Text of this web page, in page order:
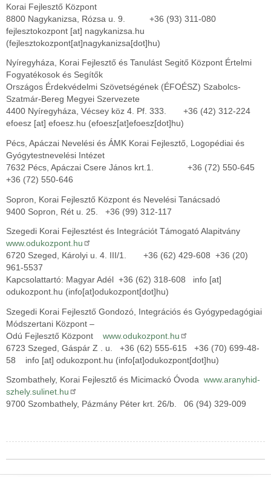
Korai Fejlesztő Központ
8800 Nagykanizsa, Rózsa u. 9. +36 (93) 311-080
fejlesztokozpont [at] nagykanizsa.hu
(fejlesztokozpont[at]nagykanizsa[dot]hu)
Nyíregyháza, Korai Fejlesztő és Tanulást Segitő Központ Értelmi
Fogyatékosok és Segítők
Országos Érdekvédelmi Szövetségének (ÉFOÉSZ) Szabolcs-
Szatmár-Bereg Megyei Szervezete
4400 Nyíregyháza, Vécsey köz 4. Pf. 333. +36 (42) 312-224
efoesz [at] efoesz.hu (efoesz[at]efoesz[dot]hu)
Pécs, Apáczai Nevelési és ÁMK Korai Fejlesztő, Logopédiai és
Gyógytestnevelési Intézet
7632 Pécs, Apáczai Csere János krt.1. +36 (72) 550-645
+36 (72) 550-646
Sopron, Korai Fejlesztő Központ és Nevelési Tanácsadó
9400 Sopron, Rét u. 25. +36 (99) 312-117
Szegedi Korai Fejlesztést és Integrációt Támogató Alapitvány
www.odukozpont.hu
6720 Szeged, Károlyi u. 4. III/1. +36 (62) 429-608 +36 (20)
961-5537
Kapcsolattartó: Magyar Adél +36 (62) 318-608 info [at]
odukozpont.hu (info[at]odukozpont[dot]hu)
Szegedi Korai Fejlesztő Gondozó, Integrációs és Gyógypedagógiai
Módszertani Központ –
Odú Fejlesztő Központ www.odukozpont.hu
6723 Szeged, Gáspár Z . u. +36 (62) 555-615 +36 (70) 699-48-
58 info [at] odukozpont.hu (info[at]odukozpont[dot]hu)
Szombathely, Korai Fejlesztő és Micimackó Óvoda www.aranyhid-
szhely.sulinet.hu
9700 Szombathely, Pázmány Péter krt. 26/b. 06 (94) 329-009